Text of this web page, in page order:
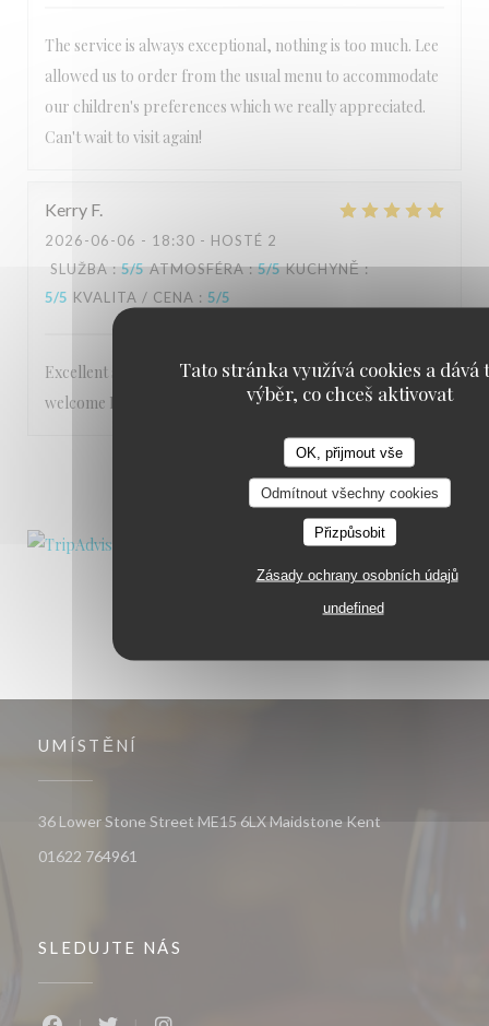
Tato stránka využívá cookies a dává
výběr, co chceš aktivovat
OK, přijmout vše
Odmítnout všechny cookies
Přizpůsobit
Zásady ochrany osobních údajů
undefined
The service is always exceptional, nothing is too much. Lee
allowed us to order from the usual menu to accommodate
our children's preferences which we really appreciated.
Can't wait to visit again!
Kerry F
2026-06-06 - 18:30 - HOSTÉ 2
SLUŽBA : 5/5 ATMOSFÉRA: 5/5 KUCHYNĚ:
5/5 KVALITA / CENA : 5/5
Excellent service Staff are very friendly and make you feel
welcome Food is 5 star
3
UMÍSTĚNÍ
36 Lower Stone Street ME15 6LX Maidstone Kent ((otevře se v
01622 764961
SLEDUJTE NÁS